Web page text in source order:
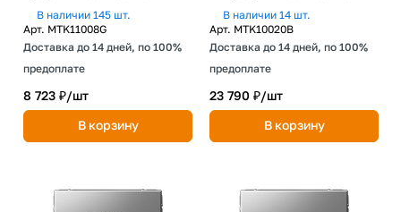
В наличии 145 шт.
Арт. MTK11008G
Доставка до 14 дней, по 100%
предоплате
8 723 ₽/шт
В корзину
В наличии 14 шт.
Арт. MTK10020B
Доставка до 14 дней, по 100%
предоплате
23 790 ₽/шт
В корзину